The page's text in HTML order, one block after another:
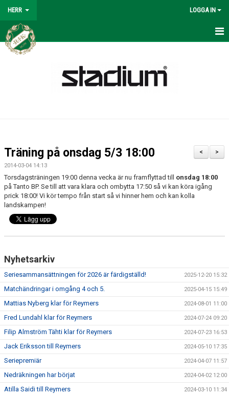
HERR LOGGA IN
HERR
TRUPPEN
BILDGALLERI
KONTAKT
>
<
Träning på onsdag 5/3 18:00
2014-03-04 14:13
Torsdagsträningen 19:00 denna vecka är nu framflyttad till onsdag 18:00
på Tanto BP. Se till att vara klara och ombytta 17:50 så vi kan köra igång
prick 18:00! Vi kör tempo från start så vi hinner hem och kan kolla
landskampen!
Nyhetsarkiv
Seriesammansättningen för 2026 är färdigställd! 2025-12-20 15:32
Matchändringar i omgång 4 och 5. 2025-04-15 15:49
Mattias Nyberg klar för Reymers 2024-08-01 11:00
Fred Lundahl klar för Reymers 2024-07-24 09:20
Filip Almström Tähti klar för Reymers 2024-07-23 16:53
Jack Eriksson till Reymers 2024-05-10 17:35
Seriepremiär 2024-04-07 11:57
Nedräkningen har börjat 2024-04-02 12:00
Atilla Saidi till Reymers 2024-03-10 11:34